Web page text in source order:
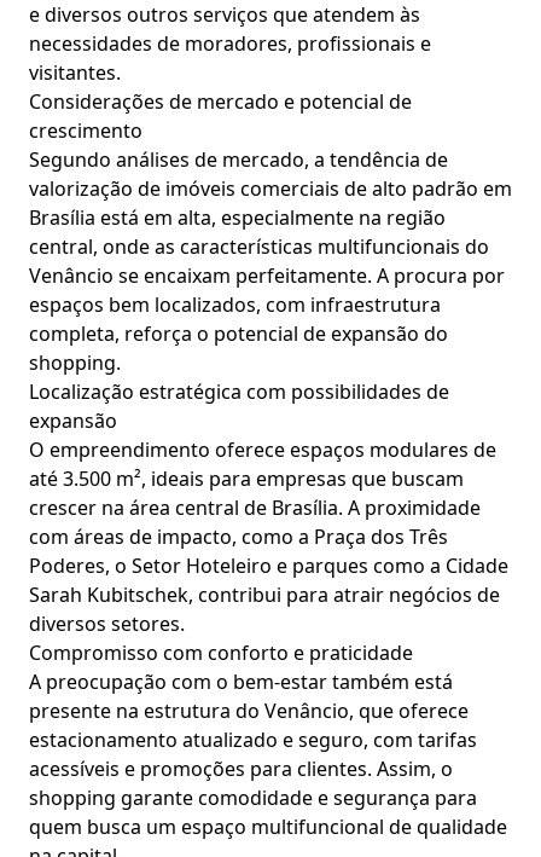
e diversos outros serviços que atendem às
necessidades de moradores, profissionais e
visitantes.
Considerações de mercado e potencial de
crescimento
Segundo análises de mercado, a tendência de
valorização de imóveis comerciais de alto padrão em
Brasília está em alta, especialmente na região
central, onde as características multifuncionais do
Venâncio se encaixam perfeitamente. A procura por
espaços bem localizados, com infraestrutura
completa, reforça o potencial de expansão do
shopping.
Localização estratégica com possibilidades de
expansão
O empreendimento oferece espaços modulares de
até 3.500 m², ideais para empresas que buscam
crescer na área central de Brasília. A proximidade
com áreas de impacto, como a Praça dos Três
Poderes, o Setor Hoteleiro e parques como a Cidade
Sarah Kubitschek, contribui para atrair negócios de
diversos setores.
Compromisso com conforto e praticidade
A preocupação com o bem-estar também está
presente na estrutura do Venâncio, que oferece
estacionamento atualizado e seguro, com tarifas
acessíveis e promoções para clientes. Assim, o
shopping garante comodidade e segurança para
quem busca um espaço multifuncional de qualidade